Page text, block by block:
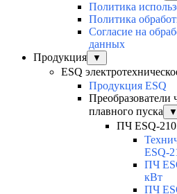
Политика
Политика
Согласие на
данных
Продукция
▼
ESQ
Продукция ESQ
Преобразователи
плавного пуска
▼
ПЧ ESQ-
ESQ-
ПЧ
кВт
ПЧ